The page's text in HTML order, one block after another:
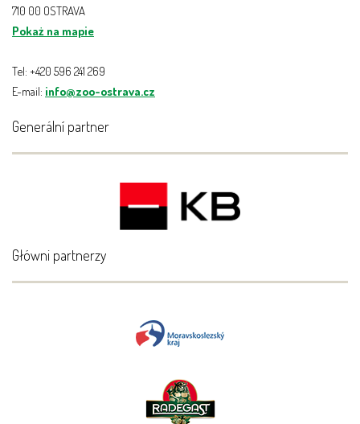
710 00 OSTRAVA
Pokaż na mapie
Tel: +420 596 241 269
E-mail: info@zoo-ostrava.cz
Generální partner
Główni partnerzy